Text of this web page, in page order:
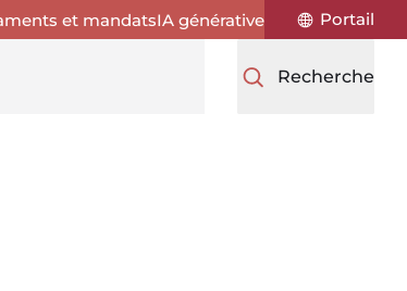
et mandatsIA générative Portail
Recherche